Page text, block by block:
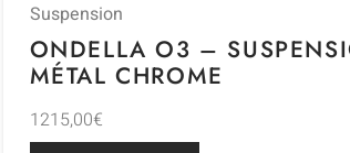
Suspension
ONDELLA O3 –
MÉTAL CHROME
1215,00€